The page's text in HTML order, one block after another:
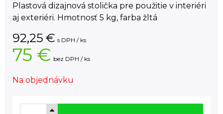
Plastová dizajnová stolička pre použitie v interiéri
aj exteriéri. Hmotnosť 5 kg, farba žltá
92,25 € s DPH / ks
75 € bez DPH / ks
Na objednávku